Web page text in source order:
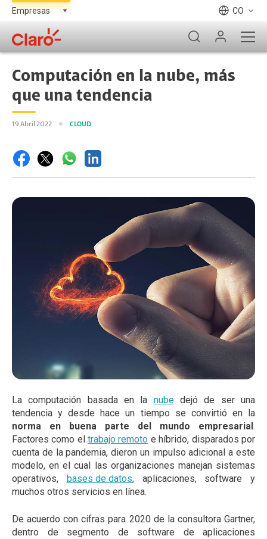
CO
Computación en la nube, más
que una tendencia
19 Abril 2022 CLOUD
La computación basada en la nubedejó de ser una
tendencia y desde hace un tiempo se convirtió en la
norma en buena parte del mundo empresarial.
Factores como eltrabajo remoto e híbrido, disparados por
cuenta de la pandemia, dieron un impulso adicional a este
modelo, en el cual las organizaciones manejan sistemas
operativos, bases de datos, aplicaciones, software y
muchos otros servicios en línea.
De acuerdo con cifras para 2020 de la consultora Gartner,
dentro de segmento de software de aplicaciones